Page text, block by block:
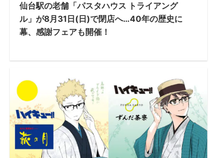
仙台駅の老舗「パスタハウス トライアング
ル」が8月31日(日)で閉店へ…40年の歴史に
幕、感謝フェアも開催！